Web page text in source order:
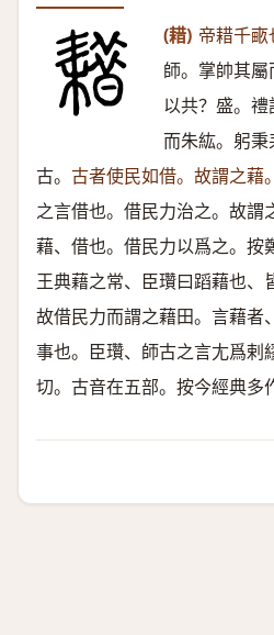
(耤) 帝耤千畞
師。掌帥其屬
以共？盛。
而朱紘。躬
古。 古者使民如借。故謂之藉。
之言借也。借民力治之。故謂
藉、借也。借民力以爲之。按
王典藉之常、臣瓚曰蹈藉也、
故借民力而謂之藉田。言藉者
事也。臣瓚、師古之言尢爲剌
切。古音在五部。按今經典多